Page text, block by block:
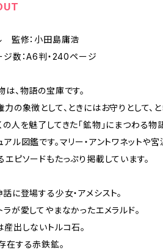
監修：小田島庸浩
ジ数：A6判・240ページ
は、物語の宝庫です。
力の象徴として、ときにはお守りとして、
の人を魅了してきた「鉱物」にまつわる
アル図鑑です。マリー・アントワネット
エピソードもたっぷり掲載しています。
話に登場する少女・アメシスト。
ラが愛してやまなかったエメラルド。
産出しないトルコ石。
在する赤鉄鉱。